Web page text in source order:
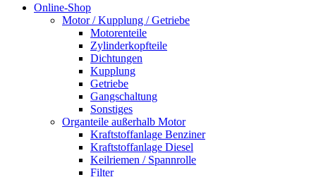
Online-Shop
Motor / Kupplung / Getriebe
Motorenteile
Zylinderkopfteile
Dichtungen
Kupplung
Getriebe
Gangschaltung
Sonstiges
Organteile außerhalb Motor
Kraftstoffanlage Benziner
Kraftstoffanlage Diesel
Keilriemen / Spannrolle
Filter